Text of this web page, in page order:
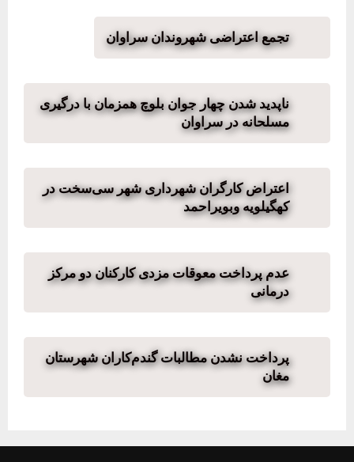
تجمع اعتراضی شهروندان سراوان
ناپدید شدن چهار جوان بلوچ همزمان با درگیری
مسلحانه در سراوان
اعتراض کارگران شهرداری شهر سی‌سخت در
کهگیلویه وبویراحمد
عدم پرداخت معوقات مزدی کارکنان دو مرکز
درمانی
پرداخت نشدن مطالبات گندم‌کاران شهرستان
مغان